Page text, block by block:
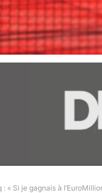
« Si je gagnais à